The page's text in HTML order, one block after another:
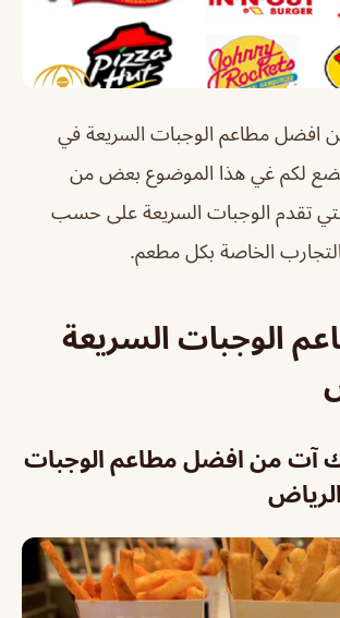
افضل مطاعم الوجبات السريعة في
لكم غي هذا الموضوع بعض من
تقدم الوجبات السريعة على حسب
الخاصة بكل مطعم.
الوجبات السريعة
آت من افضل مطاعم الوجبات